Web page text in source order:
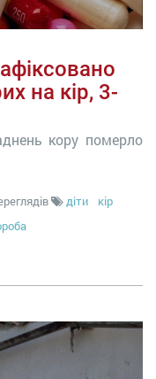
на кір, 3-
кору померло
діти
кір